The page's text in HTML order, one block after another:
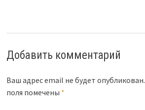
Добавить комментарий
Ваш адрес email не будет опубликован.
поля помечены *